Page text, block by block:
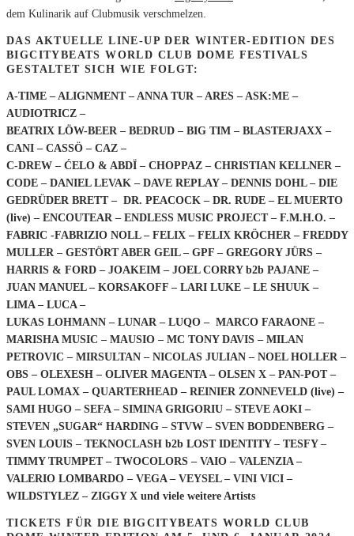
dem Kulinarik auf Clubmusik verschmelzen.
DAS AKTUELLE LINE-UP DER WINTER-EDITION DES
BIGCITYBEATS WORLD CLUB DOME FESTIVALS
GESTALTET SICH WIE FOLGT:
A-TIME – ALIGNMENT – ANNA TUR – ARES – ASK:ME –
AUDIOTRICZ –
BEATRIX LÖW-BEER – BEDRUD – BIG TIM – BLASTERJAXX –
CANI – CASSÖ – CAZ –
C-DREW – ĆELO & ABDÏ – CHOPPAZ – CHRISTIAN KELLNER –
CODE – DANIEL LEVAK – DAVE REPLAY – DENNIS DOHL – DIE
GEDRÜDER BRETT – DR. PEACOCK – DR. RUDE – EL MUERTO
(live) – ENCOUTEAR – ENDLESS MUSIC PROJECT – F.M.H.O. –
FABRIC -FABRIZIO NOLL – FELIX – FELIX KRÖCHER – FREDDY
MULLER – GESTÖRT ABER GEIL – GPF – GREGORY JÜRS –
HARRIS & FORD – JOAKEIM – JOEL CORRY b2b PAJANE –
JUAN MANUEL – KORSAKOFF – LARI LUKE – LE SHUUK –
LIMA – LUCA –
LUKAS LOHMANN – LUNAR – LUQO – MARCO FARAONE –
MARISHA MUSIC – MAUSIO – MC TONY DAVIS – MILAN
PETROVIC – MIRSULTAN – NICOLAS JULIAN – NOEL HOLLER –
OBS – OLEXESH – OLIVER MAGENTA – OLSEN X – PAN-POT –
PAUL LOMAX – QUARTERHEAD – REINIER ZONNEVELD (live) –
SAMI HUGO – SEFA – SIMINA GRIGORIU – STEVE AOKI –
STEVEN „SUGAR“ HARDING – STVW – SVEN BODDENBERG –
SVEN LOUIS – TEKNOCLASH b2b LOST IDENTITY – TESFY –
TIMMY TRUMPET – TWOCOLORS – VAIO – VALENZIA –
VALERIO LOMBARDO – VEGA – VEYSEL – VINI VICI –
WILDSTYLEZ – ZIGGY X und viele weitere Artists
TICKETS FÜR DIE BIGCITYBEATS WORLD CLUB